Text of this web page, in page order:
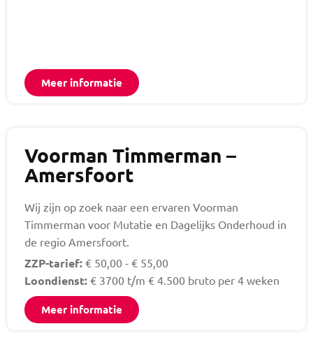
Meer informatie
Voorman Timmerman –
Amersfoort
Wij zijn op zoek naar een ervaren Voorman
Timmerman voor Mutatie en Dagelijks Onderhoud in
de regio Amersfoort.
ZZP-tarief: € 50,00 - € 55,00
Loondienst: € 3700 t/m € 4.500 bruto per 4 weken
Meer informatie